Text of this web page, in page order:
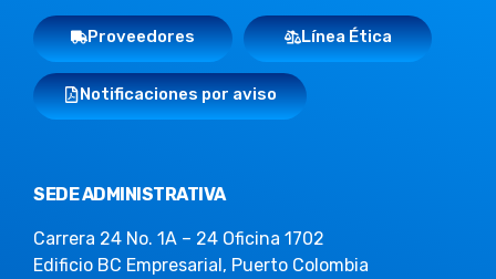
Proveedores Línea Ética
Notificaciones por aviso
SEDE ADMINISTRATIVA
Carrera 24 No. 1A – 24 Oficina 1702
Edificio BC Empresarial, Puerto Colombia